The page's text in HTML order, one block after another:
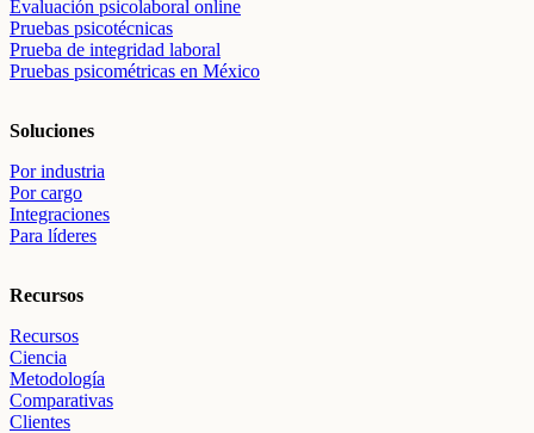
Evaluación psicolaboral online
Pruebas psicotécnicas
Prueba de integridad laboral
Pruebas psicométricas en México
Soluciones
Por industria
Por cargo
Integraciones
Para líderes
Recursos
Recursos
Ciencia
Metodología
Comparativas
Clientes